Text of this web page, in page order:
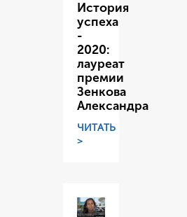
История
успеха
-
2020:
лауреат
премии
Зенкова
Александра
ЧИТАТЬ
>